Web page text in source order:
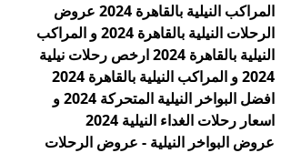
المراكب النيلية بالقاهرة 2024 عروض
الرحلات النيلية بالقاهرة 2024 و المراكب
النيلية بالقاهرة 2024 ارخص رحلات نيلية
افضل البواخر النيلية المتحركة 2024 و
اسعار رحلات الغداء النيلية 2024
عروض البواخر النيلية - عروض الرحلات